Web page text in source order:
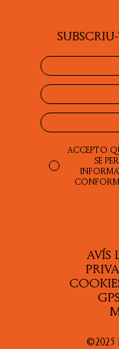
ACCEPTO
SE
AVÍS
©2025